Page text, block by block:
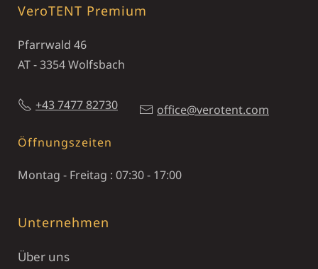
VeroTENT Premium
Pfarrwald 46
AT - 3354 Wolfsbach
+43 7477 82730 office@verotent.com
Öffnungszeiten
Montag - Freitag : 07:30 - 17:00
Unternehmen
Über uns